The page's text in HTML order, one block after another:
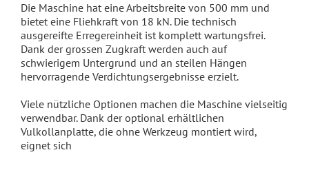
Die Maschine hat eine Arbeitsbreite von 500 mm und
bietet eine Fliehkraft von 18 kN. Die technisch
ausgereifte Erregereinheit ist komplett wartungsfrei.
Dank der grossen Zugkraft werden auch auf
schwierigem Untergrund und an steilen Hängen
hervorragende Verdichtungsergebnisse erzielt.
Viele nützliche Optionen machen die Maschine vielseitig
verwendbar. Dank der optional erhältlichen
Vulkollanplatte, die ohne Werkzeug montiert wird,
eignet sich